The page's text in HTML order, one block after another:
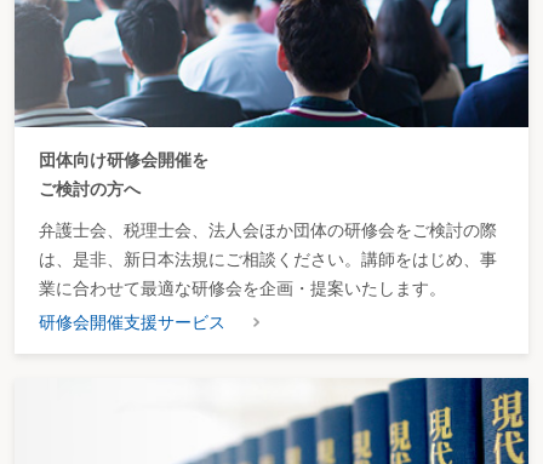
団体向け研修会開催を
ご検討の方へ
弁護士会、税理士会、法人会ほか団体の研修会をご検討の際
は、是非、新日本法規にご相談ください。講師をはじめ、事
業に合わせて最適な研修会を企画・提案いたします。
研修会開催支援サービス